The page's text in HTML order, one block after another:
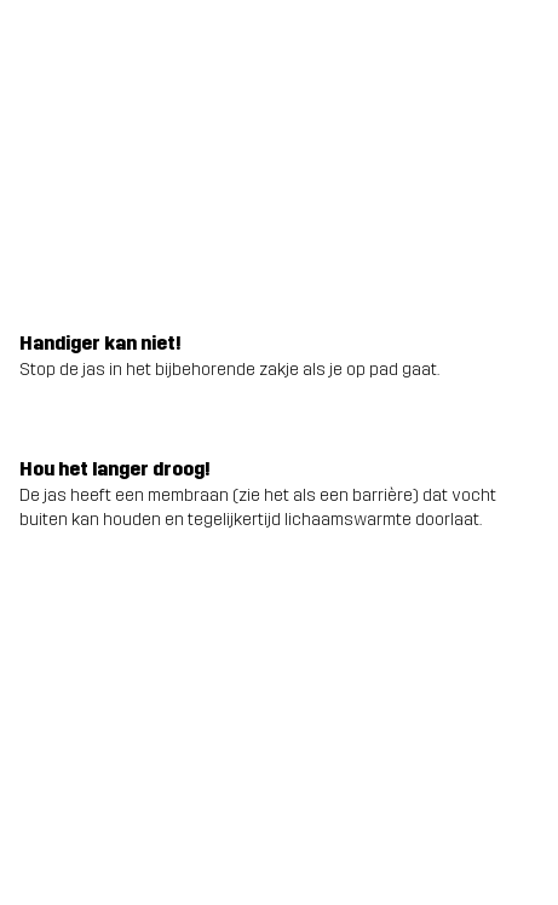
Handiger kan niet!
Stop de jas in het bijbehorende zakje als je op pad gaat.
Hou het langer droog!
De jas heeft een membraan (zie het als een barrière) dat vocht
buiten kan houden en tegelijkertijd lichaamswarmte doorlaat.